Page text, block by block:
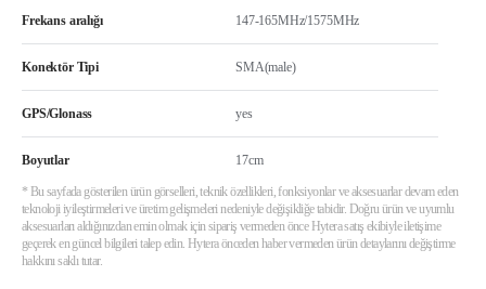
Frekans aralığı 147-165MHz/1575MHz
Konektör Tipi SMA(male)
GPS/Glonass yes
Boyutlar 17cm
* Bu sayfada gösterilen ürün görselleri, teknik özellikleri, fonksiyonlar ve aksesuarlar devam eden
teknoloji iyileştirmeleri ve üretim gelişmeleri nedeniyle değişikliğe tabidir. Doğru ürün ve uyumlu
aksesuarları aldığınızdan emin olmak için sipariş vermeden önce Hytera satış ekibiyle iletişime
geçerek en güncel bilgileri talep edin. Hytera önceden haber vermeden ürün detaylarını değiştirme
hakkını saklı tutar.